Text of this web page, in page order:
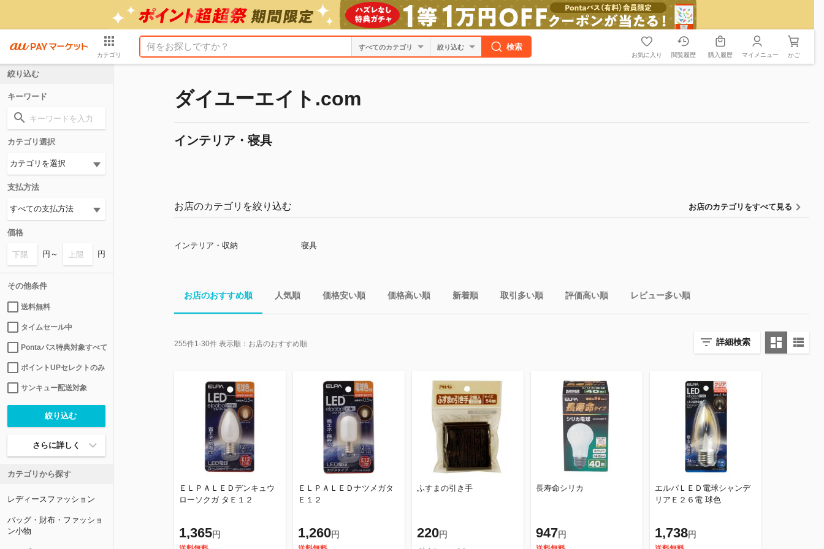
カテゴリ
絞り込む 検索
お気に入り 閲覧履歴 購入履歴 マイメニュー かご
ダイユーエイト.com
インテリア・寝具
お店のカテゴリを絞り込む お店のカテゴリをすべて見る
インテリア・収納 寝具
お店のおすすめ順 人気順 価格安い順 価格高い順 新着順 取引多い順 評価高い順 レビュー多い順
詳細検索
255件1-30件 表示順： お店のおすすめ順
ＥＬＰＡＬＥＤデンキュウ
ローソクガ タＥ１２
1,365円
ＥＬＰＡＬＥＤナツメガタ
Ｅ１２
1,260円
ふすまの引き手
220円
長寿命シリカ
947円
エルパＬＥＤ電球シャンデ
リアＥ２６電 球色
1,738円
絞り込む
キーワード
カテゴリ選択
支払方法
価格
円～ 円
その他条件
送料無料
タイムセール中
Pontaパス特典対象すべて
ポイントUPセレクトのみ
サンキュー配送対象
さらに詳しく
カテゴリから探す
レディースファッション
バッグ・財布・ファッショ
ン小物